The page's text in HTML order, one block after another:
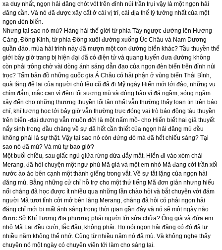
xa duy nhất, ngọn hải đăng chót vót trên đỉnh núi trần trụi vậy là một ngọn hải
đăng cần. Và nó đã được xây cất ở cái vị trí, cái địa thế lý tưởng nhất của một
ngọn đèn biển.
Nhưng tại sao nó mù? Hàng hải thế giới từ phía Tây ngược đường lên Hương
Cảng, Đông Kinh, từ phía Đông xuôi đường xuống Úc Châu và Nam Dương
quần đảo, mùa hải trình này đã mượn một con đường biển khác? Tầu thuyền thế
giới bây giờ trang bị hiện đại đã có điện tử và quang tuyến đưa đường không
còn phải trông chờ vài dòng ánh sáng dẫn đạo của ngọn đèn biển trên đỉnh núi
trọc? Tấm bản đồ những quốc gia Á Châu có hải phận ở vùng biển Thái Bình,
quà tặng để lại của người chủ lều cũ đã đi Mỹ ngày Hiển mới tới đảo, những vụ
chìm đắm, mắc cạn vì đêm tối sương mù và dông bão vì đá ngầm, sóng ngầm
xảy đến cho những thương thuyền tối tân nhất vẫn thường thấy loan tin trên báo
chí, khí tượng học tới bây giờ vẫn thường trực đóng vai trò báo động tàu thuyền
trên biển -đại dương vẫn muôn đời là một nấm mồ- cho Hiển biết hai giả thuyết
nẩy sinh trong đầu chàng về sự đã hết cần thiết của ngọn hải đăng mù đều
không phải là sự thật. Vậy tại sao nó còn đứng đó mà đã hết chiếu sáng? Tại
sao nó đã mù? Và mù tự bao giờ?
Một buổi chiều, sau giấc ngủ giữa rừng dừa đẫy mắt, Hiển đi vào xóm chài
Merang, đã hỏi chuyện một ngư phủ Mã già và một em nhỏ Mã đang cởi trần xối
nước ào ào bên cạnh một thành giếng trong vắt. Về sự tắt lặng của ngọn hải
đăng mù. Bằng những cử chỉ hỗ trợ cho một thứ tiếng Mã đơn giản nhưng hiểu
nổi chàng đã học được ít nhiều qua những lần chào hỏi và bắt chuyện với đám
người Mã tươi tỉnh cởi mở bên làng Merang, chàng đã hỏi có phải ngọn hải
đăng chỉ mới bị mất ánh sáng trong thời gian gần đây và nó sẽ một ngày nào
được Sở Khí Tượng địa phương phái người tới sửa chữa? Ông già và đứa em
nhỏ Mã Lai đều cười, lắc đầu, không phải. Họ nói ngọn hải đăng có đó đã tự
nhiều năm không thể nhớ. Cũng từ nhiều năm nó đã mù. Và không nghe thấy
chuyện nó một ngày có chuyên viên tới làm cho sáng lại.